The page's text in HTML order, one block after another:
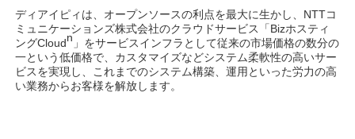
ディアイピィは、オープンソースの利点を最大に生かし、NTTコ
ミュニケーションズ株式会社のクラウドサービス「Bizホスティ
ングCloudn 」をサービスインフラとして従来の市場価格の数分の
一という低価格で、カスタマイズなどシステム柔軟性の高いサー
ビスを実現し、これまでのシステム構築、運用といった労力の高
い業務からお客様を解放します。